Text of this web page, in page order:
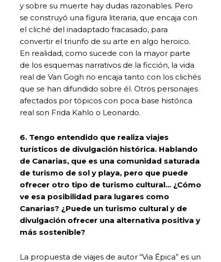
y sobre su muerte hay dudas razonables. Pero
se construyó una figura literaria, que encaja con
el cliché del inadaptado fracasado, para
convertir el triunfo de su arte en algo heroico.
En realidad, como sucede con la mayor parte
de los esquemas narrativos de la ficción, la vida
real de Van Gogh no encaja tanto con los clichés
que se han difundido sobre él. Otros personajes
afectados por tópicos con poca base histórica
real son Frida Kahlo o Leonardo.
6. Tengo entendido que realiza viajes
turísticos de divulgación histórica. Hablando
de Canarias, que es una comunidad saturada
de turismo de sol y playa, pero que puede
ofrecer otro tipo de turismo cultural… ¿Cómo
ve esa posibilidad para lugares como
Canarias? ¿Puede un turismo cultural y de
divulgación ofrecer una alternativa positiva y
más sostenible?
La propuesta de viajes de autor “Via Épica” es un